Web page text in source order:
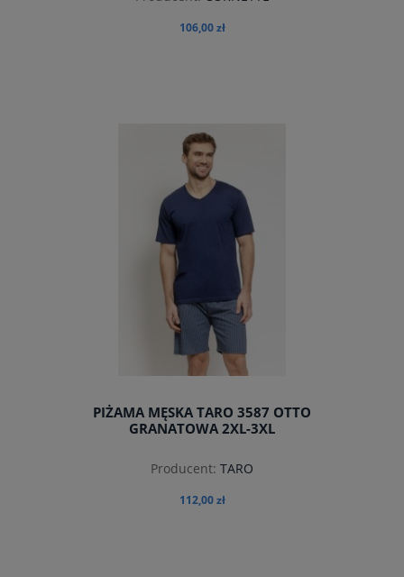
106,00 zł
do koszyka
PIŻAMA MĘSKA TARO 3587 OTTO
GRANATOWA 2XL-3XL
Producent: TARO
112,00 zł